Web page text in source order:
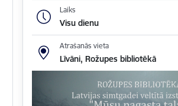
Laiks
Visu dienu
Atrašanās vieta
Līvāni, Rožupes bibliotēkā